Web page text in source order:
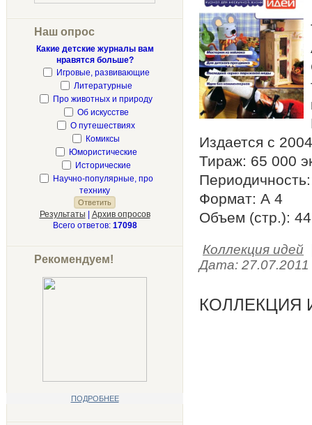
Наш опрос
Какие детские журналы вам
нравятся больше?
Игровые, развивающие
Литературные
Про животных и природу
Об искусстве
О путешествиях
Комиксы
Юмористические
Исторические
Научно-популярные, про
технику
Результаты
Архив опросов
Всего ответов: 17098
Рекомендуем!
ПОДРОБНЕЕ
Издается с
Тираж: 65 000
Формат: А 4
Объем (стр.): 44
Коллекция идей
Дата: 27.07.2011
КОЛЛЕКЦИЯ